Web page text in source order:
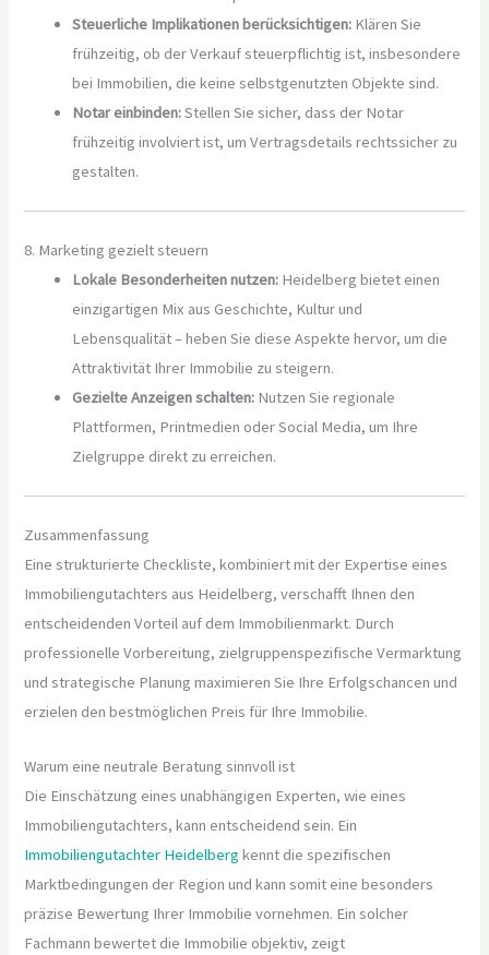
Steuerliche Implikationen berücksichtigen: Klären Sie
frühzeitig, ob der Verkauf steuerpflichtig ist, insbesondere
bei Immobilien, die keine selbstgenutzten Objekte sind.
Notar einbinden:Stellen Sie sicher, dass der Notar
frühzeitig involviert ist, um Vertragsdetails rechtssicher zu
gestalten.
8. Marketing gezielt steuern
Lokale Besonderheiten nutzen: Heidelberg bietet einen
einzigartigen Mix aus Geschichte, Kultur und
Lebensqualität – heben Sie diese Aspekte hervor, um die
Attraktivität Ihrer Immobilie zu steigern.
Gezielte Anzeigen schalten: Nutzen Sie regionale
Plattformen, Printmedien oder Social Media, um Ihre
Zielgruppe direkt zu erreichen.
Zusammenfassung
Eine strukturierte Checkliste, kombiniert mit der Expertise eines
Immobiliengutachters aus Heidelberg, verschafft Ihnen den
entscheidenden Vorteil auf dem Immobilienmarkt. Durch
professionelle Vorbereitung, zielgruppenspezifische Vermarktung
und strategische Planung maximieren Sie Ihre Erfolgschancen und
erzielen den bestmöglichen Preis für Ihre Immobilie.
Warum eine neutrale Beratung sinnvoll ist
Die Einschätzung eines unabhängigen Experten, wie eines
Immobiliengutachters, kann entscheidend sein. Ein
Immobiliengutachter Heidelberg kennt die spezifischen
Marktbedingungen der Region und kann somit eine besonders
präzise Bewertung Ihrer Immobilie vornehmen. Ein solcher
Fachmann bewertet die Immobilie objektiv, zeigt